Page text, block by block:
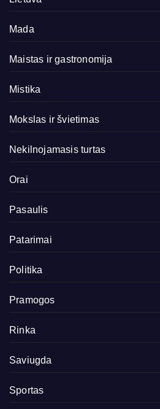
Mada
Maistas ir gastronomija
Mistika
Mokslas ir švietimas
Nekilnojamasis turtas
Orai
Pasaulis
Patarimai
Politika
Pramogos
Rinka
Saviugda
Sportas